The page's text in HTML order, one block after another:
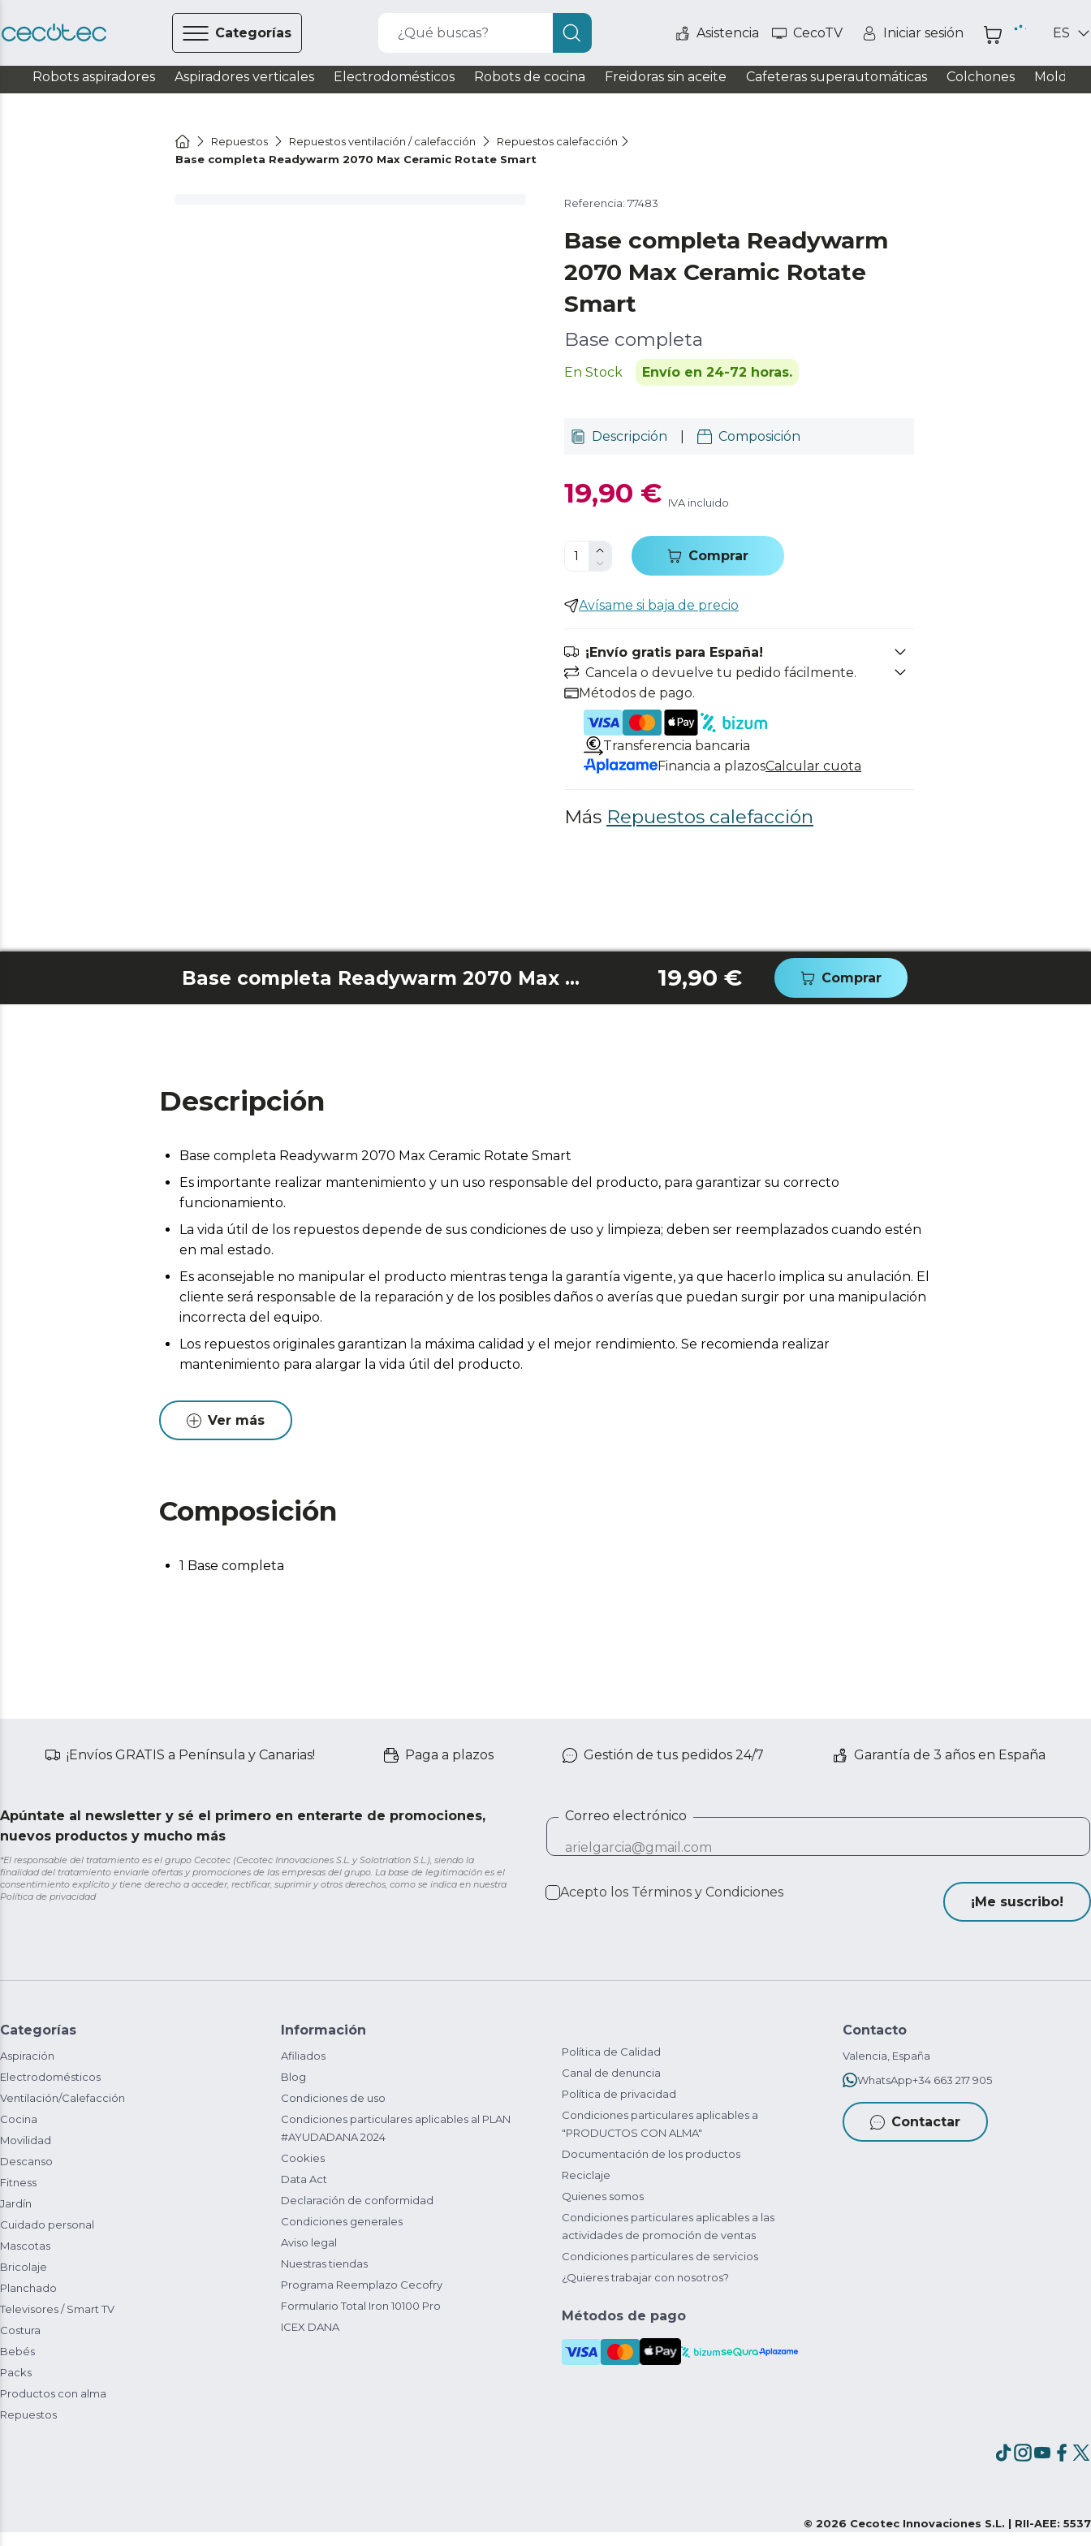
Categorías ¿Qué buscas? Asistencia CecoTV Iniciar sesión ES
Robots aspiradores Aspiradores verticales Electrodomésticos Robots de cocina Freidoras sin aceite Cafeteras superautomáticas Colchones
Repuestos Repuestos ventilación / calefacción
Repuestos calefacción
Base completa Readywarm 2070 Max Ceramic Rotate Smart
Referencia: 77483
Base completa Readywarm
2070 Max Ceramic Rotate
Smart
Base completa
En Stock Envío en 24-72 horas.
Descripción Composición
19,90 € IVA incluido
Comprar
Avísame si baja de precio
¡Envío gratis para España!
Cancela o devuelve tu pedido fácilmente.
Métodos de pago.
Transferencia bancaria
Financia a plazosCalcular cuota
Más Repuestos calefacción
Base completa Readywarm 2070 Max Ceramic Rotate Smart 19,90 € Comprar
Descripción
Base completa Readywarm 2070 Max Ceramic Rotate Smart
Es importante realizar mantenimiento y un uso responsable del producto, para garantizar su correcto
funcionamiento.
La vida útil de los repuestos depende de sus condiciones de uso y limpieza; deben ser reemplazados cuando estén
en mal estado.
Es aconsejable no manipular el producto mientras tenga la garantía vigente, ya que hacerlo implica su anulación. El
cliente será responsable de la reparación y de los posibles daños o averías que puedan surgir por una manipulación
incorrecta del equipo.
Los repuestos originales garantizan la máxima calidad y el mejor rendimiento. Se recomienda realizar
mantenimiento para alargar la vida útil del producto.
Ver más
Composición
1 Base completa
¡Envíos GRATIS a Península y Canarias! Paga a plazos Gestión de tus pedidos 24/7 Garantía de 3 años en España
Apúntate al newsletter y sé el primero en enterarte de promociones,
nuevos productos y mucho más
*El responsable del tratamiento es el grupo Cecotec (Cecotec Innovaciones S.L. y Solotriatlon S.L.), siendo la
finalidad del tratamiento enviarle ofertas y promociones de las empresas del grupo. La base de legitimación es el
consentimiento explícito y tiene derecho a acceder, rectificar, suprimir y otros derechos, como se indica en nuestra
Política de privacidad
Correo electrónico
Acepto los Términos y Condiciones
¡Me suscribo!
Categorías
Aspiración
Electrodomésticos
Ventilación/Calefacción
Cocina
Movilidad
Descanso
Fitness
Jardín
Cuidado personal
Mascotas
Bricolaje
Planchado
Televisores / Smart TV
Costura
Bebés
Packs
Productos con alma
Repuestos
Información
Afiliados
Blog
Condiciones de uso
Condiciones particulares aplicables al PLAN
#AYUDADANA 2024
Cookies
Data Act
Declaración de conformidad
Condiciones generales
Aviso legal
Nuestras tiendas
Programa Reemplazo Cecofry
Formulario Total Iron 10100 Pro
ICEX DANA
Política de Calidad
Canal de denuncia
Política de privacidad
Condiciones particulares aplicables a
"PRODUCTOS CON ALMA"
Documentación de los productos
Reciclaje
Quienes somos
Condiciones particulares aplicables a las
actividades de promoción de ventas
Condiciones particulares de servicios
¿Quieres trabajar con nosotros?
Métodos de pago
Contacto
Valencia, España
WhatsApp+34 663 217 905
Contactar
© 2026 Cecotec Innovaciones S.L. | RII-AEE: 5537